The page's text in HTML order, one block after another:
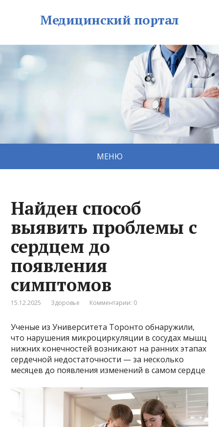
Медицинский портал
МЕНЮ
Найден способ
выявить проблемы с
сердцем до
появления
симптомов
15.12.2025 Здоровье Комментарии: 0
Ученые из Университета Торонто обнаружили,
что нарушения микроциркуляции в сосудах мышц
нижних конечностей возникают на ранних этапах
сердечной недостаточности — за несколько
месяцев до появления изменений в самом сердце